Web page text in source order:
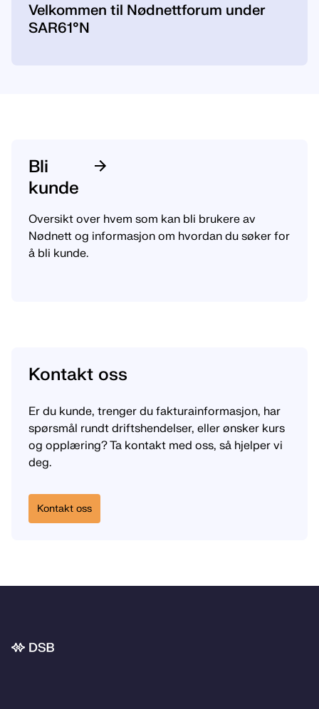
Velkommen til Nødnettforum under
SAR61°N
Bli
kunde
Oversikt over hvem som kan bli brukere av
Nødnett og informasjon om hvordan du søker for
å bli kunde.
Kontakt oss
Er du kunde, trenger du fakturainformasjon, har
spørsmål rundt driftshendelser, eller ønsker kurs
og opplæring? Ta kontakt med oss, så hjelper vi
deg.
Kontakt oss
Bunnområde